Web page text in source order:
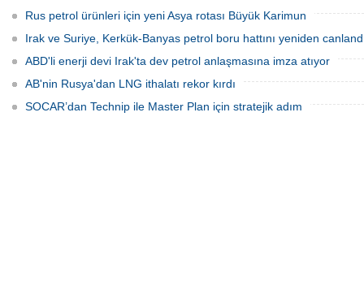
Rus petrol ürünleri için yeni Asya rotası Büyük Karimun
Irak ve Suriye, Kerkük-Banyas petrol boru hattını yeniden
ABD'li enerji devi Irak'ta dev petrol anlaşmasına imza atıyor
AB'nin Rusya'dan LNG ithalatı rekor kırdı
SOCAR’dan Technip ile Master Plan için stratejik adım